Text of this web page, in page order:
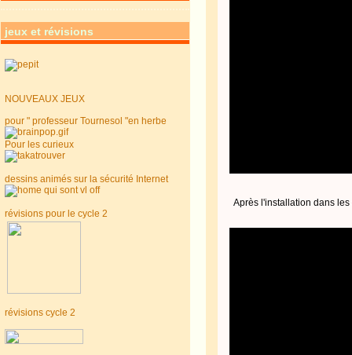
jeux et révisions
NOUVEAUX JEUX
pour " professeur Tournesol "en herbe
Pour les curieux
dessins animés sur la sécurité Internet
révisions pour le cycle 2
révisions cycle 2
Après l'installation dans